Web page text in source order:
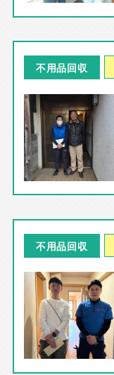
不用品回収
不用品回収